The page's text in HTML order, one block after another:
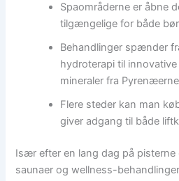
Spaområderne er åbne
tilgængelige for både
Behandlinger spænder
hydroterapi til
mineraler fra
Flere steder kan man
giver adgang til både
Især efter en lang dag på pisterne
saunaer og wellness-